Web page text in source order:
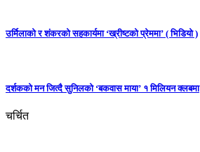
उर्मिलाको र शंकरको सहकार्यमा ‘ख्रीष्टको प्रेममा’ ( भिडियो )
दर्शकको मन जित्दै सुनिलको ‘बकवास माया’ १ मिलियन क्लबमा
चर्चित